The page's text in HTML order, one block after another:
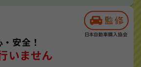
安全！
いません